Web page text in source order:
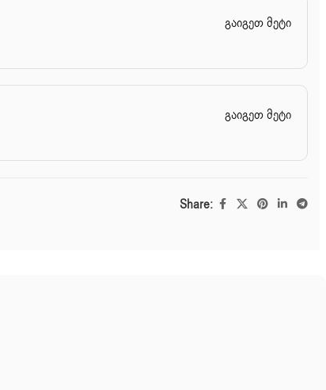
გაიგეთ მეტი
გაიგეთ მეტი
Share: